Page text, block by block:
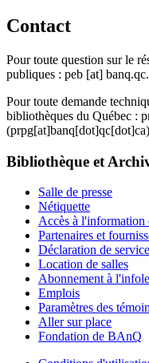
Contact
Pour toute question sur le
publiques : peb [at]
Pour toute demande
bibliothèques du Québec :
(prpg[at]banq[dot]qc[dot]ca)
Bibliothèque et
Salle de presse
Nétiquette
Accès à l'information
Partenaires et
Déclaration de
Location de salles
Abonnement à
Emplois
Paramètres des
Aller sur place
Fondation de BAnQ